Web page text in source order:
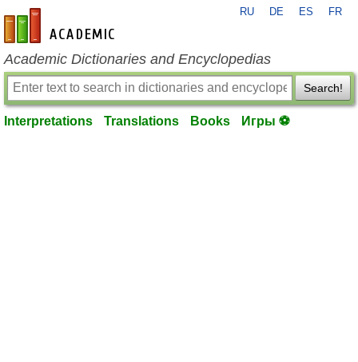
en-academic.com
RU DE ES FR
Academic Dictionaries and Encyclopedias
Search!
Interpretations Translations Books Игры ⚽